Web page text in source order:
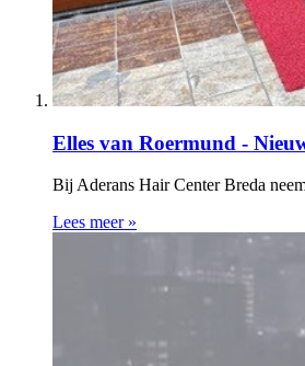
Elles van Roermund -
Bij Aderans Hair Center Breda
Lees meer »